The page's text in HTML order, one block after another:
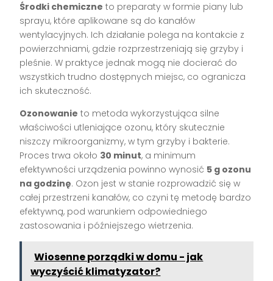
Środki chemiczne to preparaty w formie piany lub
sprayu, które aplikowane są do kanałów
wentylacyjnych. Ich działanie polega na kontakcie z
powierzchniami, gdzie rozprzestrzeniają się grzyby i
pleśnie. W praktyce jednak mogą nie docierać do
wszystkich trudno dostępnych miejsc, co ogranicza
ich skuteczność.
Ozonowanie to metoda wykorzystująca silne
właściwości utleniające ozonu, który skutecznie
niszczy mikroorganizmy, w tym grzyby i bakterie.
Proces trwa około 30 minut, a minimum
efektywności urządzenia powinno wynosić 5 g ozonu
na godzinę. Ozon jest w stanie rozprowadzić się w
całej przestrzeni kanałów, co czyni tę metodę bardzo
efektywną, pod warunkiem odpowiedniego
zastosowania i późniejszego wietrzenia.
Wiosenne porządki w domu - jak
wyczyścić klimatyzator?